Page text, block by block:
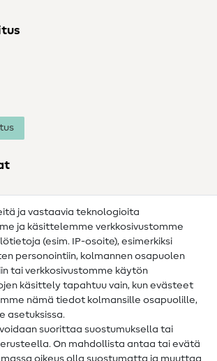
ja vastaavia teknologioita
ja käsittelemme verkkosivustomme
(esim. IP-osoite), esimerkiksi
personointiin, kolmannen osapuolen
tai verkkosivustomme käytön
käsittely tapahtuu vain, kun evästeet
nämä tiedot kolmansille osapuolille,
asetuksissa.
suorittaa suostumuksella tai
On mahdollista antaa tai evätä
oikeus olla suostumatta ja muuttaa